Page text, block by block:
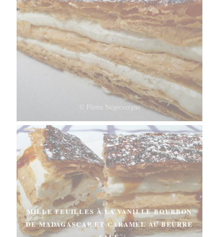
© Pierre Négrevergne
MILLE FEUILLES À LA VANILLE BOURBON
DE MADAGASCAR ET CARAMEL AU BEURRE